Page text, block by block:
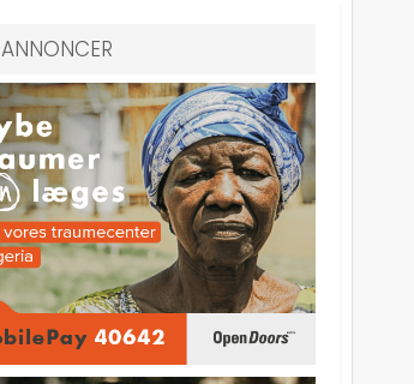
ANNONCER